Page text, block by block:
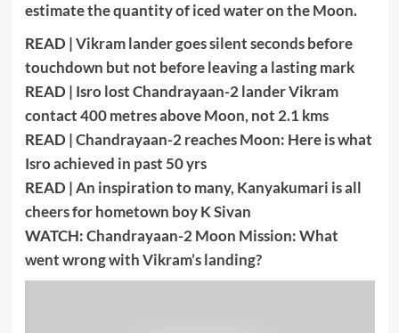
estimate the quantity of iced water on the Moon.
READ |Vikram lander goes silent seconds before
touchdown but not before leaving a lasting mark
READ | Isro lost Chandrayaan-2 lander Vikram
contact 400 metres above Moon, not 2.1 kms
READ |Chandrayaan-2 reaches Moon: Here is what
Isro achieved in past 50 yrs
READ |An inspiration to many, Kanyakumari is all
cheers for hometown boy K Sivan
WATCH:Chandrayaan-2 Moon Mission: What
went wrong with Vikram’s landing?